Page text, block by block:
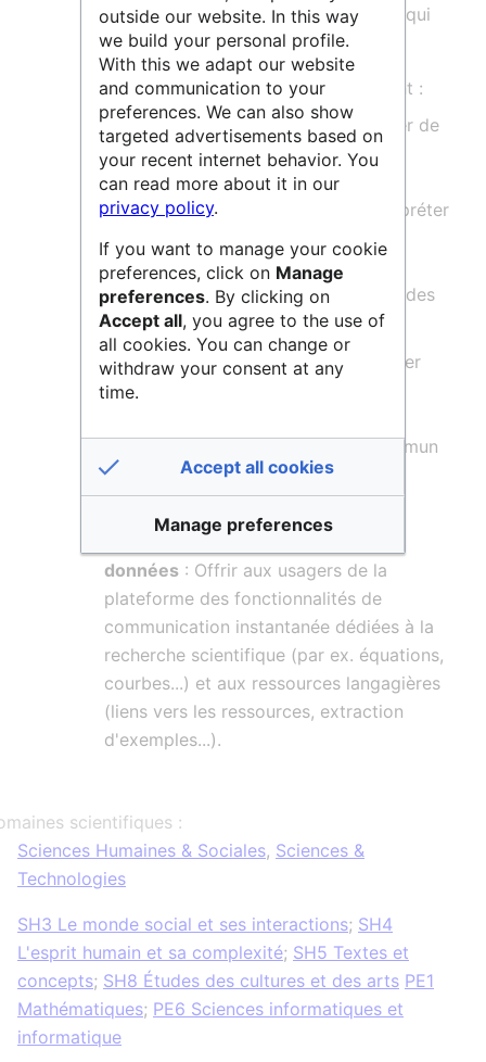
ainsi qu’une utilisation de ces données qui
respecte le citoyen et sa vie privée.
Les trois principaux axes du projet sont :
L’ intelligence artificielle : Développer de
nouveaux algorithmes améliorant la
compréhension automatique de
documents en langage naturel. Interpréter
les connaissances apprises par ces
algorithmes. réaliser des recherches
éthiques (transparence et ouverture des
algorithmes).
Ressources langagières: Développer
une plateforme de diffusion de
permettre et faciliter la mise en commun
des ressources ouvertes utiles aux
scientifiques.
Contrôle équitable des accès aux
données : Offrir aux usagers de la
plateforme des fonctionnalités de
communication instantanée dédiées à la
recherche scientifique (par ex. équations,
courbes...) et aux ressources langagières
(liens vers les ressources, extraction
d'exemples...).
scientifiques :
Sciences Humaines & Sociales, Sciences &
Technologies
SH3 Le monde social et ses interactions; SH4
L'esprit humain et sa complexité; SH5 Textes et
concepts; SH8 Études des cultures et des arts PE1
Mathématiques; PE6 Sciences informatiques et
informatique
outside our website. In this way
we build your personal profile.
With this we adapt our website
and communication to your
preferences. We can also show
targeted advertisements based on
your recent internet behavior. You
can read more about it in our
privacy policy.
If you want to manage your cookie
preferences, click on Manage
preferences. By clicking on
Accept all, you agree to the use of
all cookies. You can change or
withdraw your consent at any
time.
Accept all cookies
Manage preferences